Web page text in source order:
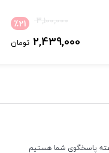
٪21 3,100,000
2,439,000 تومان